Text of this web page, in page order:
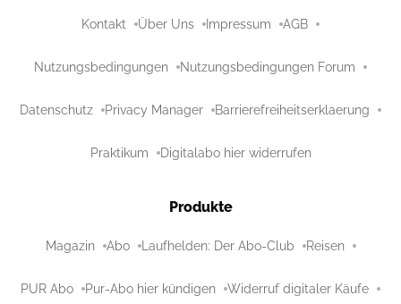
Kontakt Über Uns Impressum AGB
Nutzungsbedingungen Nutzungsbedingungen Forum
Datenschutz Privacy Manager Barrierefreiheitserklaerung
Praktikum Digitalabo hier widerrufen
Produkte
Magazin Abo Laufhelden: Der Abo-Club Reisen
PUR Abo Pur-Abo hier kündigen Widerruf digitaler Käufe